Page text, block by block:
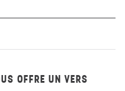
OFFRE UN VERS